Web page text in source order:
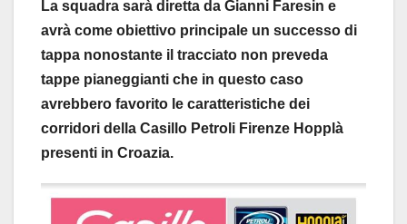
La squadra sarà diretta da Gianni Faresin e
avrà come obiettivo principale un successo di
tappa nonostante il tracciato non preveda
tappe pianeggianti che in questo caso
avrebbero favorito le caratteristiche dei
corridori della Casillo Petroli Firenze Hopplà
presenti in Croazia.